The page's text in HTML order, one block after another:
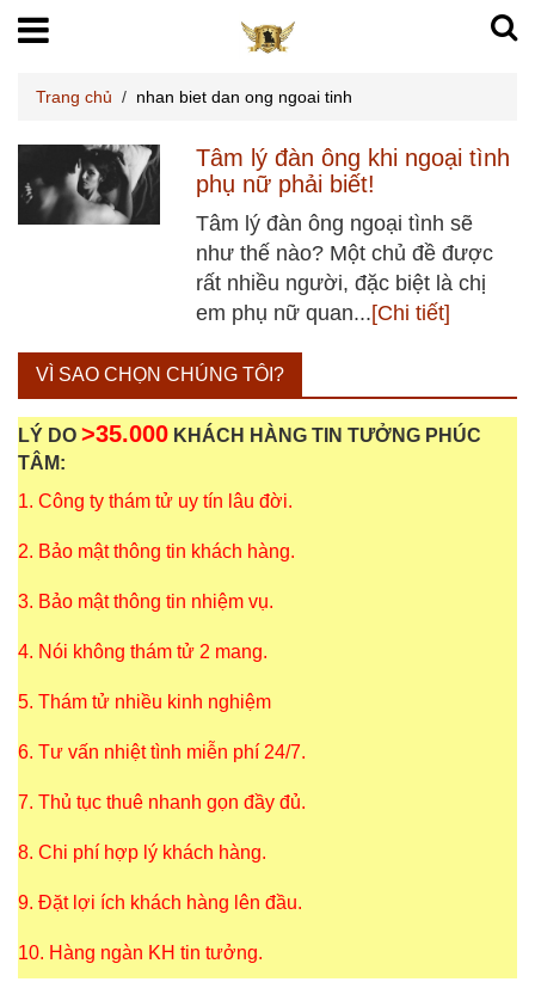
Trang chủ / nhan biet dan ong ngoai tinh
Tâm lý đàn ông khi ngoại tình
phụ nữ phải biết!
Tâm lý đàn ông ngoại tình sẽ
như thế nào? Một chủ đề được
rất nhiều người, đặc biệt là chị
em phụ nữ quan...[Chi tiết]
VÌ SAO CHỌN CHÚNG TÔI?
LÝ DO >35.000 KHÁCH HÀNG TIN TƯỞNG PHÚC
TÂM:
1. Công ty thám tử uy tín lâu đời.
2. Bảo mật thông tin khách hàng.
3. Bảo mật thông tin nhiệm vụ.
4. Nói không thám tử 2 mang.
5. Thám tử nhiều kinh nghiệm
6. Tư vấn nhiệt tình miễn phí 24/7.
7. Thủ tục thuê nhanh gọn đầy đủ.
8. Chi phí hợp lý khách hàng.
9. Đặt lợi ích khách hàng lên đầu.
10. Hàng ngàn KH tin tưởng.